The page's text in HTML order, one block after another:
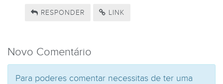
RESPONDER LINK
Novo Comentário
Para poderes comentar necessitas de ter uma